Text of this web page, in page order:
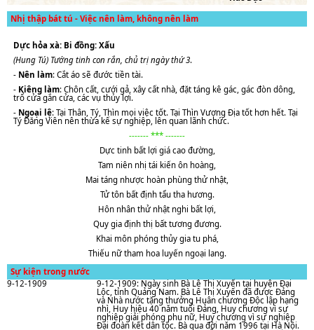
Nhị thập bát tú - Việc nên làm, không nên làm
Dực hỏa xà: Bi đồng: Xấu
(Hung Tú) Tướng tinh con rắn, chủ trị ngày thứ 3.
- Nên làm: Cắt áo sẽ đước tiền tài.
- Kiêng làm: Chôn cất, cưới gả, xây cất nhà, đặt táng kê gác, gác đòn dông,
trổ cửa gắn cửa, các vụ thủy lợi.
- Ngoại lệ: Tại Thân, Tý, Thìn mọi việc tốt. Tại Thìn Vượng Địa tốt hơn hết. Tại
Tý Đăng Viên nên thừa kế sự nghiệp, lên quan lãnh chức.
------- *** -------
Dực tinh bất lợi giá cao đường,
Tam niên nhị tái kiến ôn hoàng,
Mai táng nhược hoàn phùng thử nhật,
Tử tôn bất định tẩu tha hương.
Hôn nhân thử nhật nghi bất lợi,
Quy gia định thị bất tương đương.
Khai môn phóng thủy gia tu phá,
Thiếu nữ tham hoa luyến ngoại lang.
Sự kiện trong nước
9-12-1909
9-12-1909: Ngày sinh Bà Lê Thị Xuyến tại huyện Đại
Lộc, tỉnh Quảng Nam. Bà Lê Thị Xuyến đã được Đảng
và Nhà nước tặng thưởng Huân chương Độc lập hạng
nhì, Huy hiệu 40 nǎm tuổi Đảng, Huy chương vì sự
nghiệp giải phóng phụ nữ, Huy chương vì sự nghiệp
Đại đoàn kết dân tộc. Bà qua đời nǎm 1996 tại Hà Nội.